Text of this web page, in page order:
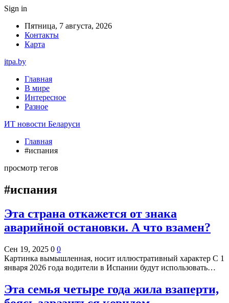
Sign in
Пятница, 7 августа, 2026
Контакты
Карта
itpa.by
Главная
В мире
Интересное
Разное
ИТ новости Беларуси
Главная
#испания
просмотр тегов
#испания
Эта страна откажется от знака
аварийной остановки. А что взамен?
Сен 19, 2025 0 0
Картинка вымышленная, носит иллюстративный характер С 1
января 2026 года водители в Испании будут использовать…
Эта семья четыре года жила взаперти,